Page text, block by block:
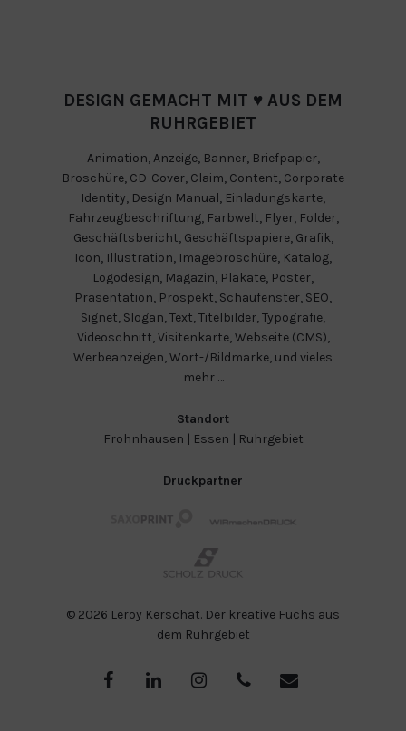
DESIGN GEMACHT MIT ♥ AUS DEM
RUHRGEBIET
Animation,Anzeige, Banner, Briefpapier,
Broschüre, CD-Cover, Claim, Content, Corporate
Identity, Design Manual, Einladungskarte,
Fahrzeugbeschriftung, Farbwelt, Flyer, Folder,
Geschäftsbericht, Geschäftspapiere, Grafik,
Icon, Illustration, Imagebroschüre, Katalog,
Logodesign, Magazin, Plakate, Poster,
Präsentation, Prospekt, Schaufenster, SEO,
Signet, Slogan,Text,Titelbilder,Typografie,
Videoschnitt,Visitenkarte,Webseite (CMS),
Werbeanzeigen,Wort-/Bildmarke, und vieles
mehr …
Standort
Frohnhausen | Essen | Ruhrgebiet
Druckpartner
© 2026 Leroy Kerschat. Der kreative Fuchs aus
dem Ruhrgebiet
facebooklinkedin instagramphone email